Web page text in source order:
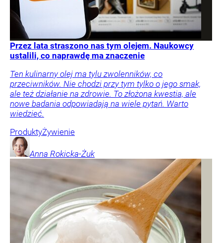
Przez lata straszono nas tym olejem. Naukowcy
ustalili, co naprawdę ma znaczenie
Ten kulinarny olej ma tylu zwolenników, co
przeciwników. Nie chodzi przy tym tylko o jego smak,
ale też działanie na zdrowie. To złożona kwestia, ale
nowe badania odpowiadają na wiele pytań. Warto
wiedzieć.
ProduktyŻywienie
Anna Rokicka-Żuk